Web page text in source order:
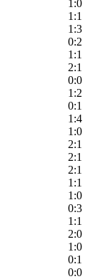
1:0
1:1
1:3
0:2
1:1
2:1
0:0
1:2
0:1
1:4
1:0
2:1
2:1
2:1
1:1
1:0
0:3
1:1
2:0
1:0
0:1
0:0